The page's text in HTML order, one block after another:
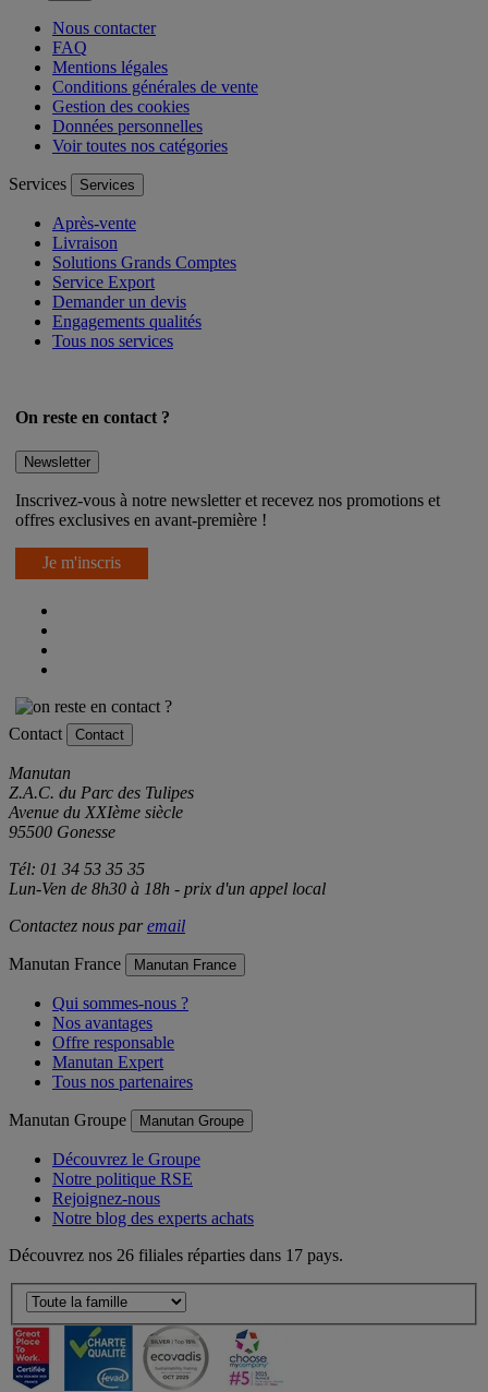
Nous contacter
FAQ
Mentions légales
Conditions générales de vente
Gestion des cookies
Données personnelles
Voir toutes nos catégories
Services Services
Après-vente
Livraison
Solutions Grands Comptes
Service Export
Demander un devis
Engagements qualités
Tous nos services
On reste en contact ?
Newsletter
Inscrivez-vous à notre newsletter et recevez nos promotions et
offres exclusives en avant-première !
Je m'inscris
Contact Contact
Manutan
Z.A.C. du Parc des Tulipes
Avenue du XXIème siècle
95500 Gonesse
Tél: 01 34 53 35 35
Lun-Ven de 8h30 à 18h - prix d'un appel local
Contactez nous paremail
Manutan France Manutan France
Qui sommes-nous ?
Nos avantages
Offre responsable
Manutan Expert
Tous nos partenaires
Manutan Groupe Manutan Groupe
Découvrez le Groupe
Notre politique RSE
Rejoignez-nous
Notre blog des experts achats
Découvrez nos 26 filiales réparties dans 17 pays.